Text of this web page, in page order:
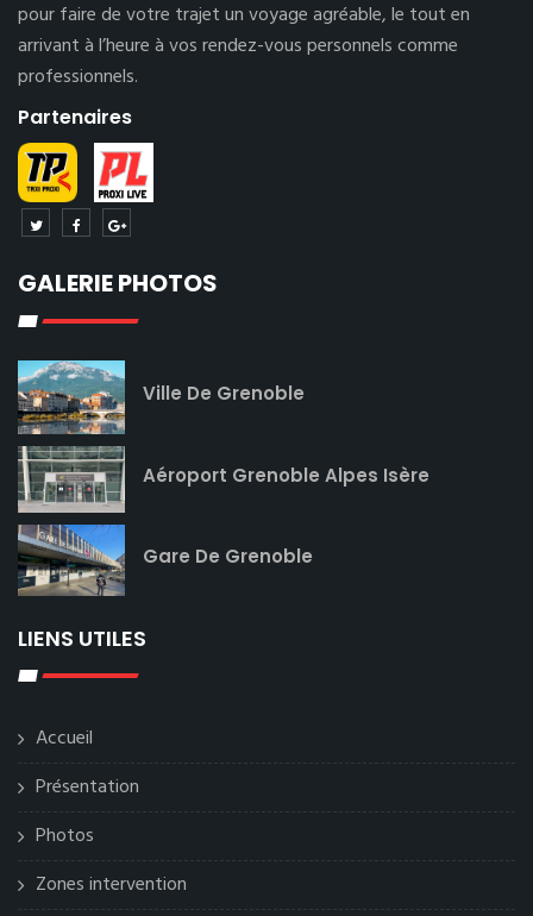
pour faire de votre trajet un voyage agréable, le tout en
arrivant à l’heure à vos rendez-vous personnels comme
professionnels.
Partenaires
GALERIE PHOTOS
Ville De Grenoble
Aéroport Grenoble Alpes Isère
Gare De Grenoble
LIENS UTILES
Accueil
Présentation
Photos
Zones intervention